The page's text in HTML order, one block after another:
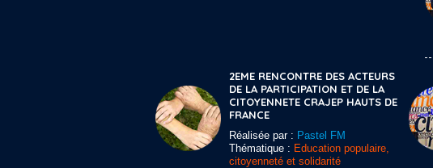
2EME RENCONTRE DES ACTEURS
DE LA PARTICIPATION ET DE LA
CITOYENNETE CRAJEP HAUTS DE
FRANCE
Réalisée par : Pastel FM
Thématique : Education populaire,
citoyenneté et solidarité